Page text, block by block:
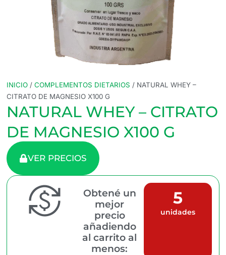
INICIO / COMPLEMENTOS DIETARIOS / NATURAL WHEY –
CITRATO DE MAGNESIO X100 G
NATURAL WHEY – CITRATO
DE MAGNESIO X100 G
VER PRECIOS
Obtené un
mejor
precio
añadiendo
al carrito al
menos:
5
unidades